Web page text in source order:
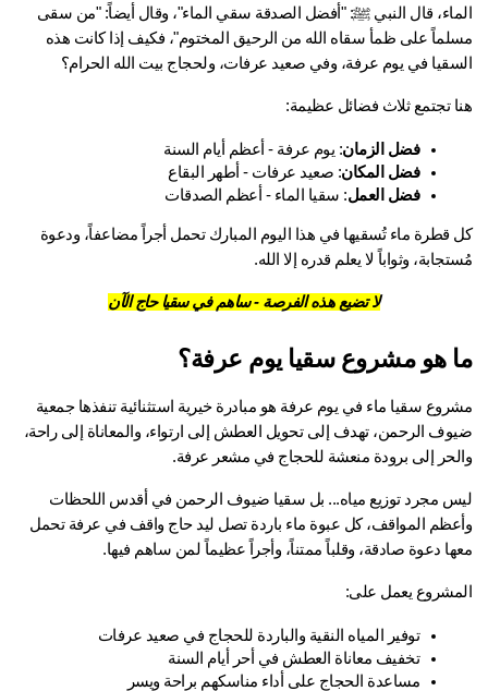
، قال النبي ﷺ: "أفضل الصدقة سقي الماء"، وقال أيضاً: "من سقى
في يوم عرفة، وفي صعيد عرفات، ولحجاج بيت الله الحرام؟
تجتمع ثلاث فضائل عظيمة:
فضل الزمان : يوم عرفة - أعظم أيام السنة
فضل المكان: صعيد عرفات - أطهر البقاع
فضل العمل: سقيا الماء - أعظم الصدقات
كل قطرة ماء تُسقيها في هذا اليوم المبارك تحمل أجراً مضاعفاً، ودعوة
وثواباً لا يعلم قدره إلا الله.
لا تضيع هذه الفرصة - ساهم في سقيا حاج الآن
هو مشروع سقيا يوم عرفة؟
سقيا ماء
في يوم عرفة هو مبادرة خيرية استثنائية تنفذها جمعية
إلى برودة منعشة للحجاج في مشعر عرفة.
ليس مجرد توزيع مياه... بل سقيا ضيوف الرحمن في أقدس اللحظات
وأعظم المواقف، كل عبوة ماء باردة تصل ليد حاج واقف في عرفة تحمل
دعوة صادقة، وقلباً ممتناً، وأجراً عظيماً لمن ساهم فيها.
يعمل على:
توفير المياه النقية والباردة للحجاج في صعيد عرفات
تخفيف معاناة العطش في أحر أيام السنة
مساعدة الحجاج على أداء مناسكهم براحة ويسر